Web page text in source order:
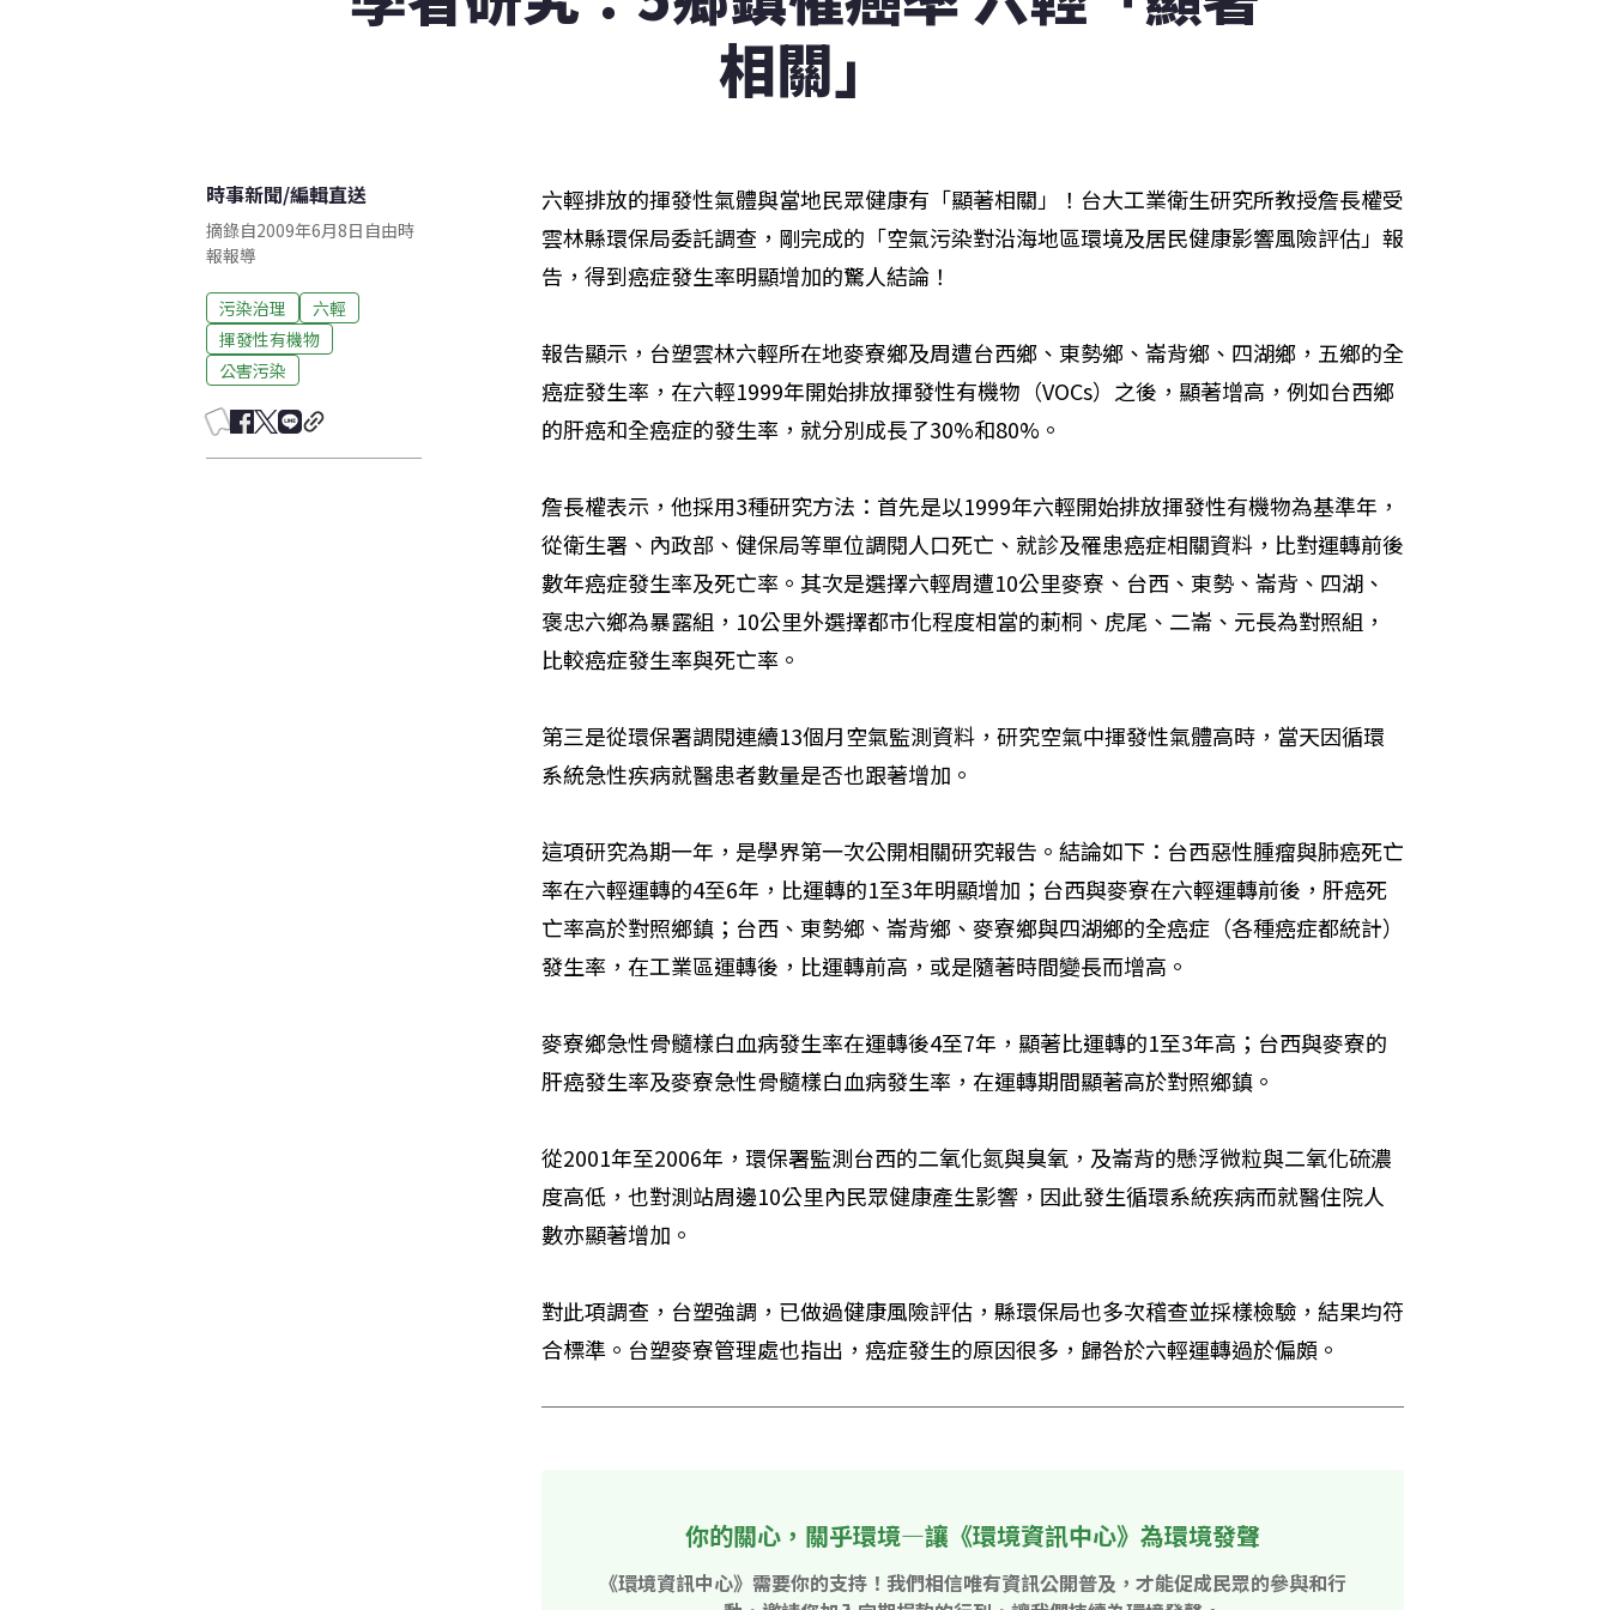
相關」
時事新聞/編輯直送
摘錄自2009年6月8日自由時
報報導
污染治理
六輕
揮發性有機物
公害污染
六輕排放的揮發性氣體與當地民眾健康有「顯著相關」！台大工業衛生研究所教授詹長權受
雲林縣環保局委託調查，剛完成的「空氣污染對沿海地區環境及居民健康影響風險評估」報
告，得到癌症發生率明顯增加的驚人結論！
報告顯示，台塑雲林六輕所在地麥寮鄉及周遭台西鄉、東勢鄉、崙背鄉、四湖鄉，五鄉的全
癌症發生率，在六輕1999年開始排放揮發性有機物（VOCs）之後，顯著增高，例如台西鄉
的肝癌和全癌症的發生率，就分別成長了30%和80%。
詹長權表示，他採用3種研究方法：首先是以1999年六輕開始排放揮發性有機物為基準年，
從衛生署、內政部、健保局等單位調閱人口死亡、就診及罹患癌症相關資料，比對運轉前後
數年癌症發生率及死亡率。其次是選擇六輕周遭10公里麥寮、台西、東勢、崙背、四湖、
褒忠六鄉為暴露組，10公里外選擇都市化程度相當的莿桐、虎尾、二崙、元長為對照組，
比較癌症發生率與死亡率。
第三是從環保署調閱連續13個月空氣監測資料，研究空氣中揮發性氣體高時，當天因循環
系統急性疾病就醫患者數量是否也跟著增加。
這項研究為期一年，是學界第一次公開相關研究報告。結論如下：台西惡性腫瘤與肺癌死亡
率在六輕運轉的4至6年，比運轉的1至3年明顯增加；台西與麥寮在六輕運轉前後，肝癌死
亡率高於對照鄉鎮；台西、東勢鄉、崙背鄉、麥寮鄉與四湖鄉的全癌症（各種癌症都統計）
發生率，在工業區運轉後，比運轉前高，或是隨著時間變長而增高。
麥寮鄉急性骨髓樣白血病發生率在運轉後4至7年，顯著比運轉的1至3年高；台西與麥寮的
肝癌發生率及麥寮急性骨髓樣白血病發生率，在運轉期間顯著高於對照鄉鎮。
從2001年至2006年，環保署監測台西的二氧化氮與臭氧，及崙背的懸浮微粒與二氧化硫濃
度高低，也對測站周邊10公里內民眾健康產生影響，因此發生循環系統疾病而就醫住院人
數亦顯著增加。
對此項調查，台塑強調，已做過健康風險評估，縣環保局也多次稽查並採樣檢驗，結果均符
合標準。台塑麥寮管理處也指出，癌症發生的原因很多，歸咎於六輕運轉過於偏頗。
你的關心，關乎環境—讓《環境資訊中心》為環境發聲
《環境資訊中心》需要你的支持！我們相信唯有資訊公開普及，才能促成民眾的參與和行